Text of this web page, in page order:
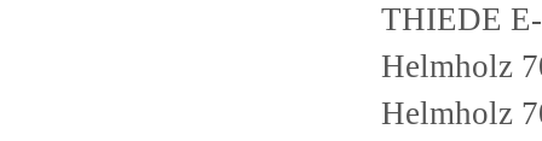
THIEDE
Helmholz
Helmholz